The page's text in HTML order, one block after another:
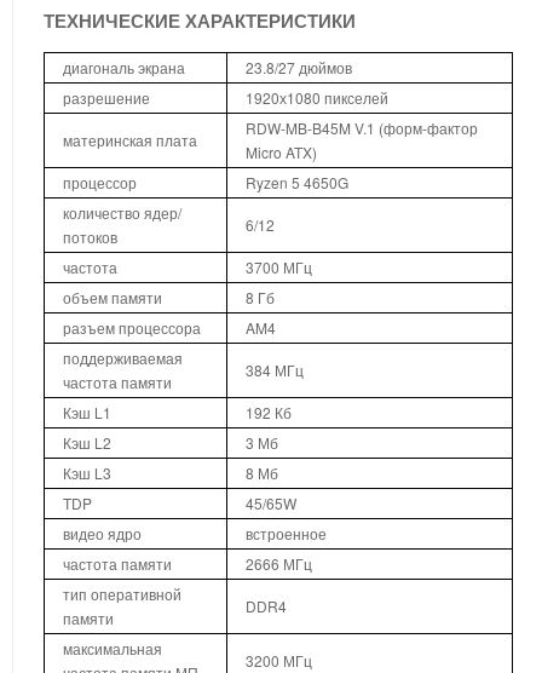
ТЕХНИЧЕСКИЕ ХАРАКТЕРИСТИКИ
диагональ экрана
23.8/27 дюймов
разрешение
1920х1080 пикселей
материнская плата
RDW-MB-B45M V.1 (форм-фактор
Micro ATX)
процессор
Ryzen 5 4650G
количество ядер/
потоков
6/12
частота
3700 МГц
объем памяти
8 Гб
разъем процессора
AM4
поддерживаемая
частота памяти
384 МГц
Кэш L1
192 Кб
Кэш L2
3 Мб
Кэш L3
8 Мб
TDP
45/65W
видео ядро
встроенное
частота памяти
2666 МГц
тип оперативной
памяти
DDR4
максимальная
3200 МГц